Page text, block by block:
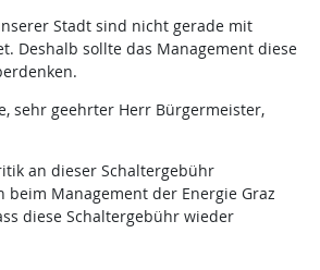
Stadt sind nicht gerade mit
Deshalb sollte das Management diese
sehr geehrter Herr Bürgermeister,
an dieser Schaltergebühr
Management der Energie Graz
diese Schaltergebühr wieder